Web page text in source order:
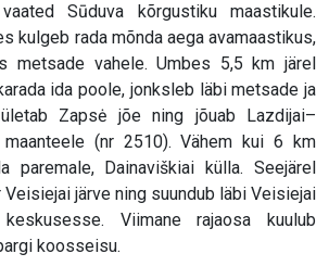
Sūduva kõrgustiku maastikule.
kulgeb rada mõnda aega avamaastikus,
metsade vahele. Umbes 5,5 km järel
ida poole, jonksleb läbi metsade ja
Zapsė jõe ning jõuab Lazdijai–
maanteele (nr 2510). Vähem kui 6 km
paremale, Dainaviškiai külla. Seejärel
Veisiejai järve ning suundub läbi Veisiejai
Viimane rajaosa kuulub
koosseisu.